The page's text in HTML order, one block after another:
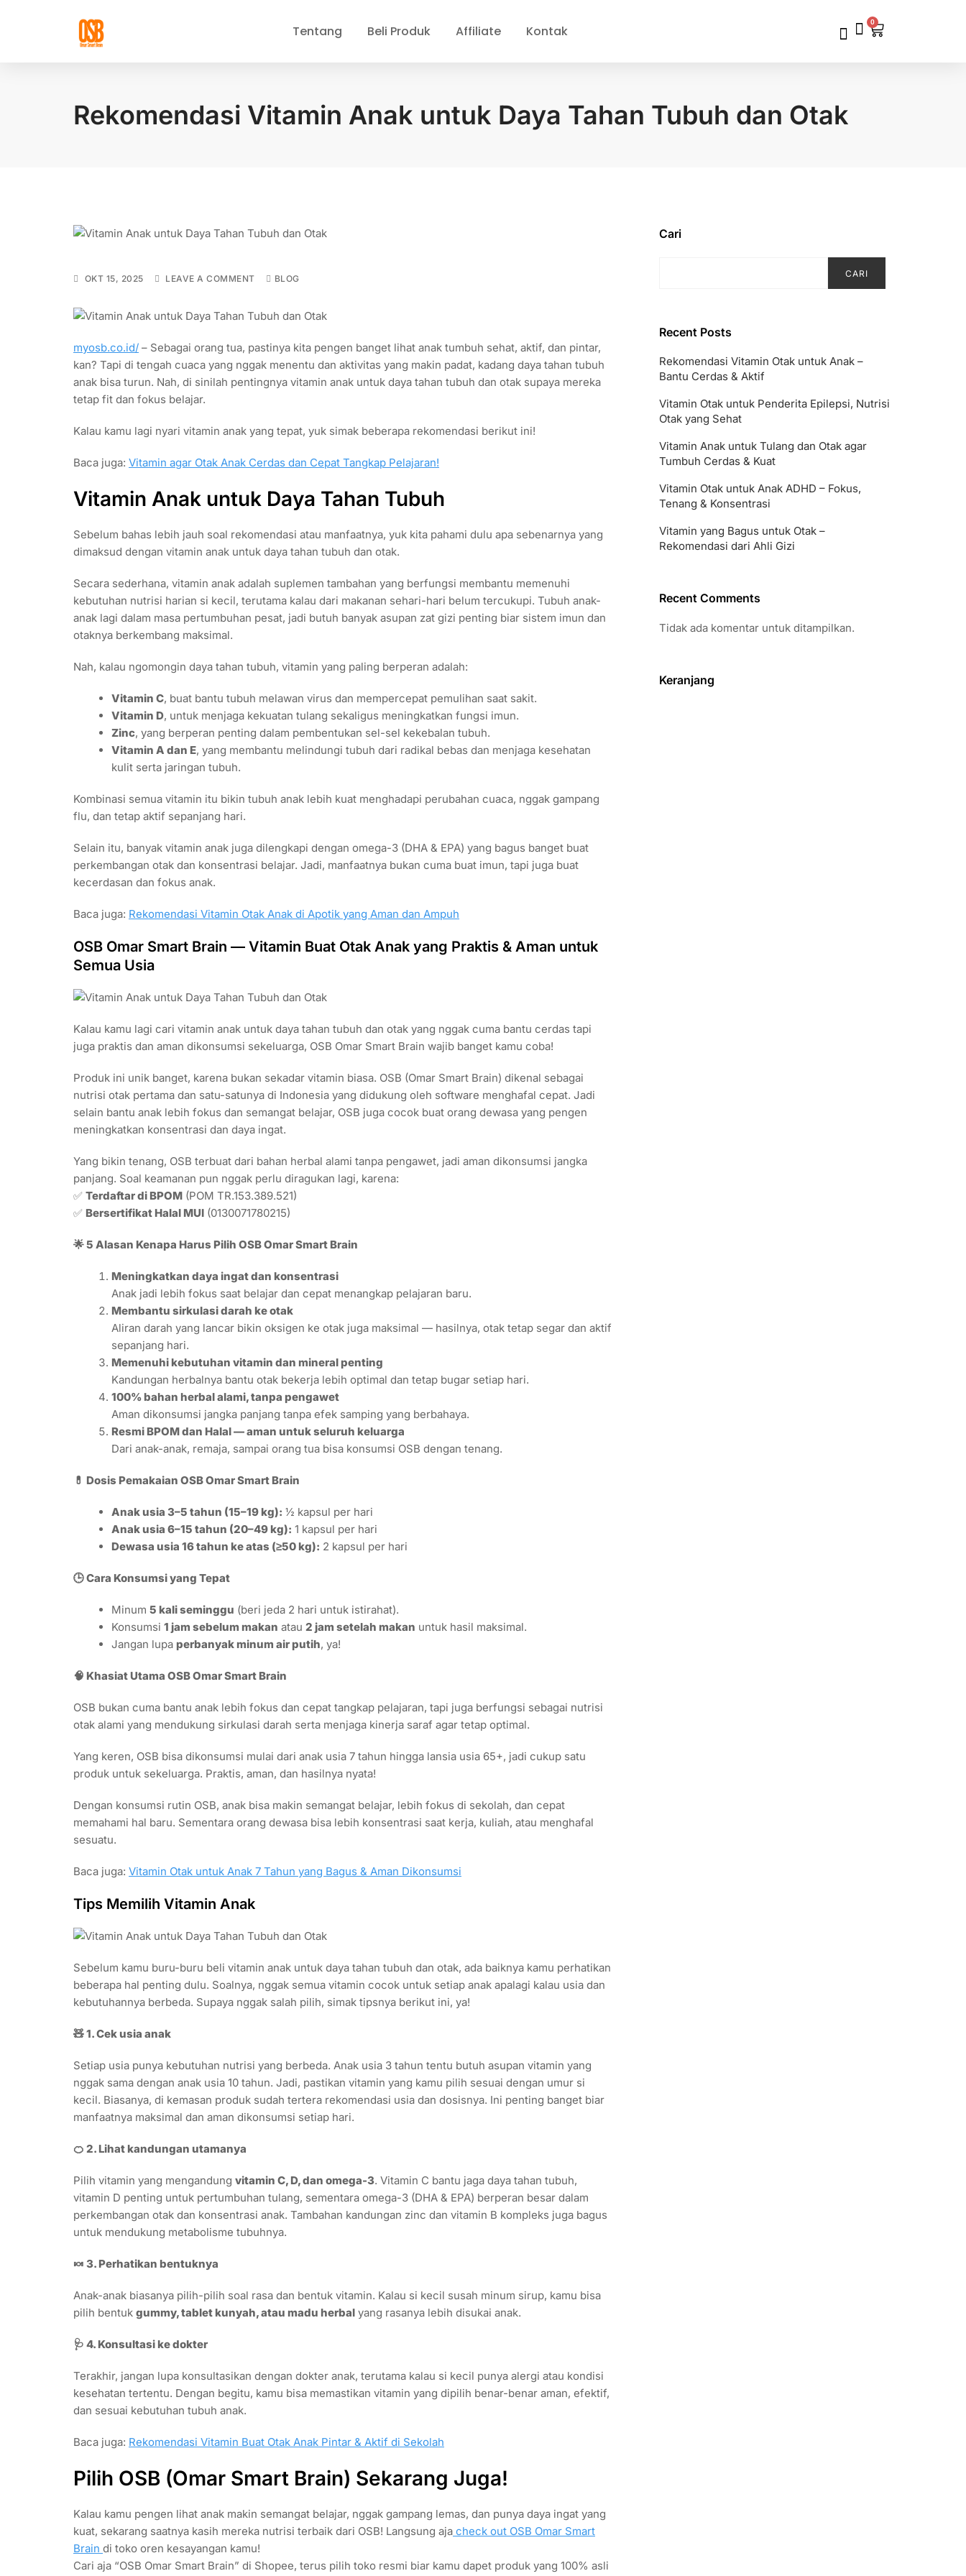
Tentang Beli Produk Affiliate Kontak
0
Rekomendasi Vitamin Anak untuk Daya Tahan Tubuh dan Otak
OKT 15, 2025 LEAVE A COMMENT BLOG
myosb.co.id/ – Sebagai orang tua, pastinya kita pengen banget lihat anak tumbuh sehat, aktif, dan pintar,
kan? Tapi di tengah cuaca yang nggak menentu dan aktivitas yang makin padat, kadang daya tahan tubuh
anak bisa turun. Nah, di sinilah pentingnya vitamin anak untuk daya tahan tubuh dan otak supaya mereka
tetap fit dan fokus belajar.
Kalau kamu lagi nyari vitamin anak yang tepat, yuk simak beberapa rekomendasi berikut ini!
Baca juga: Vitamin agar Otak Anak Cerdas dan Cepat Tangkap Pelajaran!
Vitamin Anak untuk Daya Tahan Tubuh
Sebelum bahas lebih jauh soal rekomendasi atau manfaatnya, yuk kita pahami dulu apa sebenarnya yang
dimaksud dengan vitamin anak untuk daya tahan tubuh dan otak.
Secara sederhana, vitamin anak adalah suplemen tambahan yang berfungsi membantu memenuhi
kebutuhan nutrisi harian si kecil, terutama kalau dari makanan sehari-hari belum tercukupi. Tubuh anak-
anak lagi dalam masa pertumbuhan pesat, jadi butuh banyak asupan zat gizi penting biar sistem imun dan
otaknya berkembang maksimal.
Nah, kalau ngomongin daya tahan tubuh, vitamin yang paling berperan adalah:
Vitamin C, buat bantu tubuh melawan virus dan mempercepat pemulihan saat sakit.
Vitamin D, untuk menjaga kekuatan tulang sekaligus meningkatkan fungsi imun.
Zinc, yang berperan penting dalam pembentukan sel-sel kekebalan tubuh.
Vitamin A dan E, yang membantu melindungi tubuh dari radikal bebas dan menjaga kesehatan
kulit serta jaringan tubuh.
Kombinasi semua vitamin itu bikin tubuh anak lebih kuat menghadapi perubahan cuaca, nggak gampang
flu, dan tetap aktif sepanjang hari.
Selain itu, banyak vitamin anak juga dilengkapi dengan omega-3 (DHA & EPA) yang bagus banget buat
perkembangan otak dan konsentrasi belajar. Jadi, manfaatnya bukan cuma buat imun, tapi juga buat
kecerdasan dan fokus anak.
Baca juga: Rekomendasi Vitamin Otak Anak di Apotik yang Aman dan Ampuh
OSB Omar Smart Brain — Vitamin Buat Otak Anak yang Praktis & Aman untuk
Semua Usia
Kalau kamu lagi cari vitamin anak untuk daya tahan tubuh dan otak yang nggak cuma bantu cerdas tapi
juga praktis dan aman dikonsumsi sekeluarga, OSB Omar Smart Brain wajib banget kamu coba!
Produk ini unik banget, karena bukan sekadar vitamin biasa. OSB (Omar Smart Brain) dikenal sebagai
nutrisi otak pertama dan satu-satunya di Indonesia yang didukung oleh software menghafal cepat. Jadi
selain bantu anak lebih fokus dan semangat belajar, OSB juga cocok buat orang dewasa yang pengen
meningkatkan konsentrasi dan daya ingat.
Yang bikin tenang, OSB terbuat dari bahan herbal alami tanpa pengawet, jadi aman dikonsumsi jangka
panjang. Soal keamanan pun nggak perlu diragukan lagi, karena:
✅ Terdaftar di BPOM (POM TR.153.389.521)
✅ Bersertifikat Halal MUI (0130071780215)
🌟 5 Alasan Kenapa Harus Pilih OSB Omar Smart Brain
Meningkatkan daya ingat dan konsentrasi
Anak jadi lebih fokus saat belajar dan cepat menangkap pelajaran baru.
Membantu sirkulasi darah ke otak
Aliran darah yang lancar bikin oksigen ke otak juga maksimal — hasilnya, otak tetap segar dan aktif
sepanjang hari.
Memenuhi kebutuhan vitamin dan mineral penting
Kandungan herbalnya bantu otak bekerja lebih optimal dan tetap bugar setiap hari.
100% bahan herbal alami, tanpa pengawet
Aman dikonsumsi jangka panjang tanpa efek samping yang berbahaya.
Resmi BPOM dan Halal — aman untuk seluruh keluarga
Dari anak-anak, remaja, sampai orang tua bisa konsumsi OSB dengan tenang.
💊 Dosis Pemakaian OSB Omar Smart Brain
Anak usia 3–5 tahun (15–19 kg): ½ kapsul per hari
Anak usia 6–15 tahun (20–49 kg): 1 kapsul per hari
Dewasa usia 16 tahun ke atas (≥50 kg): 2 kapsul per hari
🕒 Cara Konsumsi yang Tepat
Minum5 kali seminggu (beri jeda 2 hari untuk istirahat).
Konsumsi1 jam sebelum makan atau2 jam setelah makan untuk hasil maksimal.
Jangan lupaperbanyak minum air putih, ya!
🧠 Khasiat Utama OSB Omar Smart Brain
OSB bukan cuma bantu anak lebih fokus dan cepat tangkap pelajaran, tapi juga berfungsi sebagai nutrisi
otak alami yang mendukung sirkulasi darah serta menjaga kinerja saraf agar tetap optimal.
Yang keren, OSB bisa dikonsumsi mulai dari anak usia 7 tahun hingga lansia usia 65+, jadi cukup satu
produk untuk sekeluarga. Praktis, aman, dan hasilnya nyata!
Dengan konsumsi rutin OSB, anak bisa makin semangat belajar, lebih fokus di sekolah, dan cepat
memahami hal baru. Sementara orang dewasa bisa lebih konsentrasi saat kerja, kuliah, atau menghafal
sesuatu.
Baca juga: Vitamin Otak untuk Anak 7 Tahun yang Bagus & Aman Dikonsumsi
Tips Memilih Vitamin Anak
Sebelum kamu buru-buru beli vitamin anak untuk daya tahan tubuh dan otak, ada baiknya kamu perhatikan
beberapa hal penting dulu. Soalnya, nggak semua vitamin cocok untuk setiap anak apalagi kalau usia dan
kebutuhannya berbeda. Supaya nggak salah pilih, simak tipsnya berikut ini, ya!
🧸 1. Cek usia anak
Setiap usia punya kebutuhan nutrisi yang berbeda. Anak usia 3 tahun tentu butuh asupan vitamin yang
nggak sama dengan anak usia 10 tahun. Jadi, pastikan vitamin yang kamu pilih sesuai dengan umur si
kecil. Biasanya, di kemasan produk sudah tertera rekomendasi usia dan dosisnya. Ini penting banget biar
manfaatnya maksimal dan aman dikonsumsi setiap hari.
🍊 2. Lihat kandungan utamanya
Pilih vitamin yang mengandung vitamin C, D, dan omega-3. Vitamin C bantu jaga daya tahan tubuh,
vitamin D penting untuk pertumbuhan tulang, sementara omega-3 (DHA & EPA) berperan besar dalam
perkembangan otak dan konsentrasi anak. Tambahan kandungan zinc dan vitamin B kompleks juga bagus
untuk mendukung metabolisme tubuhnya.
🍬 3. Perhatikan bentuknya
Anak-anak biasanya pilih-pilih soal rasa dan bentuk vitamin. Kalau si kecil susah minum sirup, kamu bisa
pilih bentuk gummy, tablet kunyah, atau madu herbal yang rasanya lebih disukai anak.
🩺 4. Konsultasi ke dokter
Terakhir, jangan lupa konsultasikan dengan dokter anak, terutama kalau si kecil punya alergi atau kondisi
kesehatan tertentu. Dengan begitu, kamu bisa memastikan vitamin yang dipilih benar-benar aman, efektif,
dan sesuai kebutuhan tubuh anak.
Baca juga: Rekomendasi Vitamin Buat Otak Anak Pintar & Aktif di Sekolah
Pilih OSB (Omar Smart Brain) Sekarang Juga!
Kalau kamu pengen lihat anak makin semangat belajar, nggak gampang lemas, dan punya daya ingat yang
kuat, sekarang saatnya kasih mereka nutrisi terbaik dari OSB! Langsung aja check out OSB Omar Smart
Brain di toko oren kesayangan kamu!
Cari aja “OSB Omar Smart Brain” di Shopee, terus pilih toko resmi biar kamu dapet produk yang 100% asli
Cari
CARI
Recent Posts
Rekomendasi Vitamin Otak untuk Anak –
Bantu Cerdas & Aktif
Vitamin Otak untuk Penderita Epilepsi, Nutrisi
Otak yang Sehat
Vitamin Anak untuk Tulang dan Otak agar
Tumbuh Cerdas & Kuat
Vitamin Otak untuk Anak ADHD – Fokus,
Tenang & Konsentrasi
Vitamin yang Bagus untuk Otak –
Rekomendasi dari Ahli Gizi
Recent Comments
Tidak ada komentar untuk ditampilkan.
Keranjang